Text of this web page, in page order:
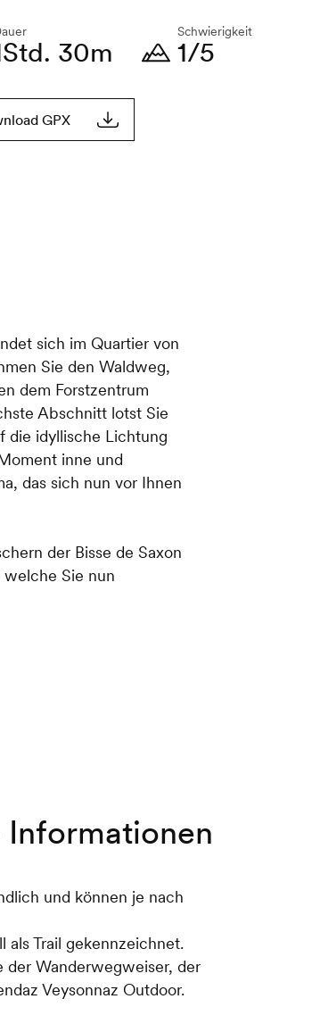
30m
Schwierigkeit
1/5
GPX
sich im Quartier von
Sie den Waldweg,
dem Forstzentrum
Abschnitt lotst Sie
die idyllische Lichtung
inne und
das sich nun vor Ihnen
der Bisse de Saxon
Sie nun
rechts auf die
und können je nach
als Trail gekennzeichnet.
der Wanderwegweiser, der
Veysonnaz Outdoor.